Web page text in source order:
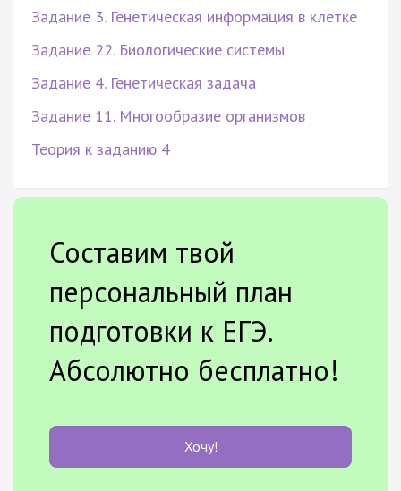
Задание 3. Генетическая информация в клетке
Задание 22. Биологические системы
Задание 4. Генетическая задача
Задание 11. Многообразие организмов
Теория к заданию 4
Составим твой
персональный план
подготовки к ЕГЭ.
Абсолютно бесплатно!
Хочу!